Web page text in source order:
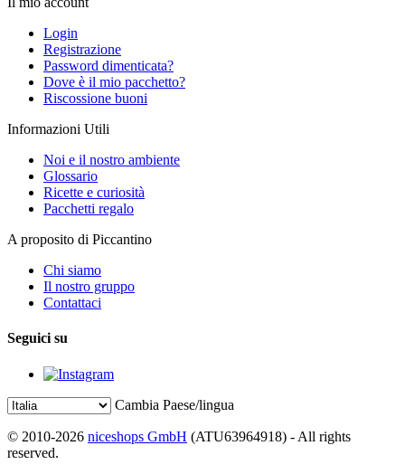
Login
Registrazione
Password dimenticata?
Dove è il mio pacchetto?
Riscossione buoni
Informazioni Utili
Noi e il nostro ambiente
Glossario
Ricette e curiosità
Pacchetti regalo
A proposito di Piccantino
Chi siamo
Il nostro gruppo
Contattaci
Seguici su
Cambia Paese/lingua
© 2010-2026 niceshops GmbH (ATU63964918) - All rights
reserved.